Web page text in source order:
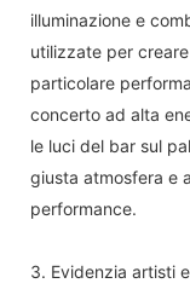
illuminazione e
utilizzate per
particolare
concerto ad alta
le luci del bar sul
giusta atmosfera e
performance.
3. Evidenzia artisti